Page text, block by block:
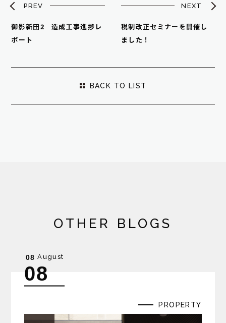
PREV
御影新田2 造成工事進捗レ
ポート
NEXT
税制改正セミナーを開催し
ました！
BACK TO LIST
OTHER BLOGS
08 August
08
PROPERTY